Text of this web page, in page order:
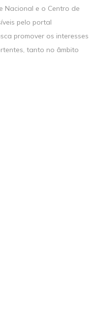
Nacional e o Centro de
pelo portal
promover os interesses
tanto no âmbito